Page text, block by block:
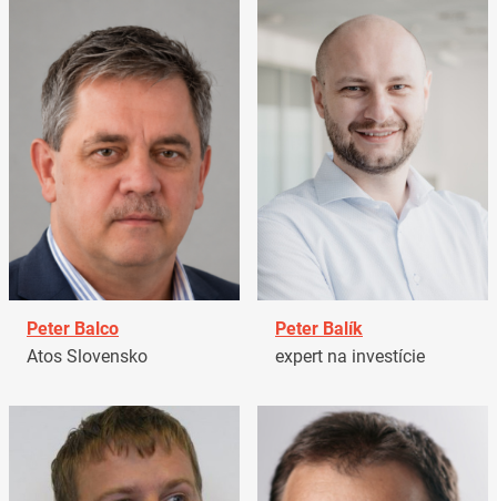
Peter Balco
Atos Slovensko
Peter Balík
expert na investície